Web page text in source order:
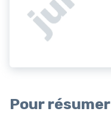
Pour résumer